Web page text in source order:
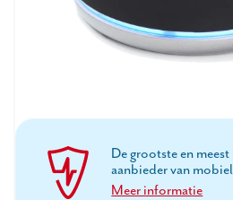
De grootste en
aanbieder van
Meer informatie